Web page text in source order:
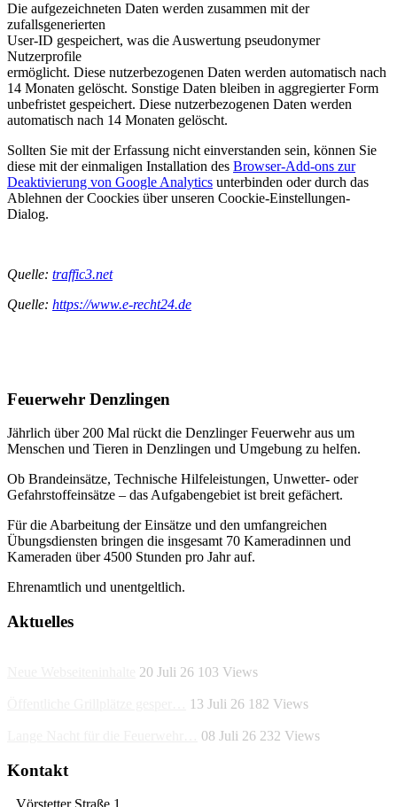
Die aufgezeichneten Daten werden zusammen mit der
zufallsgenerierten
User-ID gespeichert, was die Auswertung pseudonymer
Nutzerprofile
ermöglicht. Diese nutzerbezogenen Daten werden automatisch nach
14 Monaten gelöscht. Sonstige Daten bleiben in aggregierter Form
unbefristet gespeichert. Diese nutzerbezogenen Daten werden
automatisch nach 14 Monaten gelöscht.
Sollten Sie mit der Erfassung nicht einverstanden sein, können Sie
diese mit der einmaligen Installation des Browser-Add-ons zur
Deaktivierung von Google Analytics unterbinden oder durch das
Ablehnen der Coockies über unseren Coockie-Einstellungen-
Dialog.
Quelle: traffic3.net
Quelle: https://www.e-recht24.de
Feuerwehr Denzlingen
Jährlich über 200 Mal rückt die Denzlinger Feuerwehr aus um
Menschen und Tieren in Denzlingen und Umgebung zu helfen.
Ob Brandeinsätze, Technische Hilfeleistungen, Unwetter- oder
Gefahrstoffeinsätze – das Aufgabengebiet ist breit gefächert.
Für die Abarbeitung der Einsätze und den umfangreichen
Übungsdiensten bringen die insgesamt 70 Kameradinnen und
Kameraden über 4500 Stunden pro Jahr auf.
Ehrenamtlich und unentgeltlich.
Aktuelles
20 Juli 26 103 Views
13 Juli 26 182 Views
08 Juli 26 232 Views
Kontakt